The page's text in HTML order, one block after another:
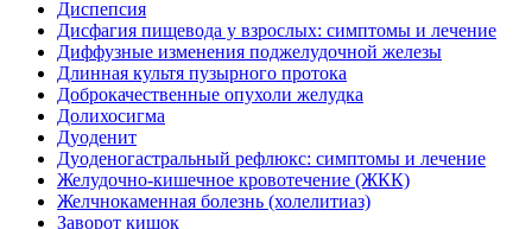
Диспепсия
Дисфагия пищевода у взрослых: симптомы и лечение
Диффузные изменения поджелудочной железы
Длинная культя пузырного протока
Доброкачественные опухоли желудка
Долихосигма
Дуоденит
Дуоденогастральный рефлюкс: симптомы и лечение
Желудочно-кишечное кровотечение (ЖКК)
Желчнокаменная болезнь (холелитиаз)
Заворот кишок